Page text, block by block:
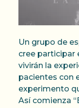
Un grupo de
cree participar
vivirán la
pacientes con
experimento
Así comienza